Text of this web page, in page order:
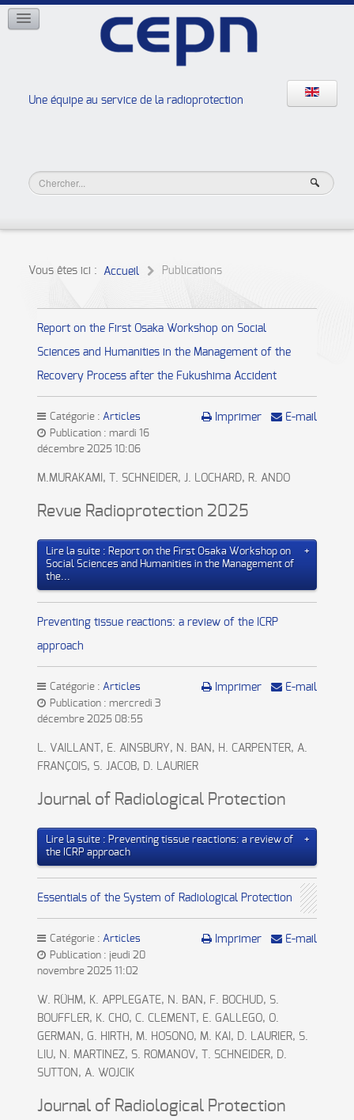
Une équipe au service de la radioprotection
RÉSEAUX
Les ateliers de la radioprotection
Vous êtes ici : Accueil Publications
Report on the First Osaka Workshop on Social
Sciences and Humanities in the Management of the
Recovery Process after the Fukushima Accident
Imprimer E-mail
Catégorie : Articles
Publication : mardi 16
décembre 2025 10:06
M.MURAKAMI, T. SCHNEIDER, J. LOCHARD, R. ANDO
Revue Radioprotection 2025
Lire la suite : Report on the First Osaka Workshop on
Social Sciences and Humanities in the Management of
the...
Preventing tissue reactions: a review of the ICRP
approach
Imprimer E-mail
Catégorie : Articles
Publication : mercredi 3
décembre 2025 08:55
L. VAILLANT, E. AINSBURY, N. BAN, H. CARPENTER, A.
FRANÇOIS, S. JACOB, D. LAURIER
Journal of Radiological Protection
Lire la suite : Preventing tissue reactions: a review of
the ICRP approach
Essentials of the System of Radiological Protection
Imprimer E-mail
Catégorie : Articles
Publication : jeudi 20
novembre 2025 11:02
W. RÜHM, K. APPLEGATE, N. BAN, F. BOCHUD, S.
BOUFFLER, K. CHO, C. CLEMENT, E. GALLEGO, O.
GERMAN, G. HIRTH, M. HOSONO, M. KAI, D. LAURIER, S.
LIU, N. MARTINEZ, S. ROMANOV, T. SCHNEIDER, D.
SUTTON, A. WOJCIK
Journal of Radiological Protection